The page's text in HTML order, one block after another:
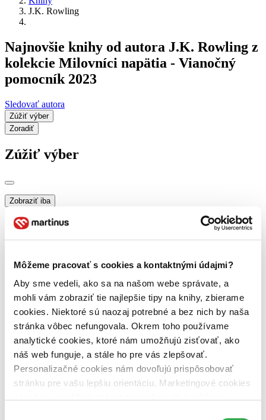
Môžeme pracovať s cookies a kontaktnými údajmi?
Aby sme vedeli, ako sa na našom webe správate, a
mohli vám zobraziť tie najlepšie tipy na knihy, zbierame
cookies. Niektoré sú naozaj potrebné a bez nich by naša
stránka vôbec nefungovala. Okrem toho používame
analytické cookies, ktoré nám umožňujú zisťovať, ako
náš web funguje, a stále ho pre vás zlepšovať.
Personalizačné cookies nám dovoľujú prispôsobovať
stránku pre vašu lepšiu orientáciu. Marketingové cookies
J.K. Rowling
Najnovšie knihy od autora J.K. Rowling z
kolekcie Milovníci napätia - Vianočný
pomocník 2023
Sledovať autora
Zúžiť výber
Zoradiť
Zúžiť výber
Zobraziť iba
zľavnené tituly (0 titulov)
na centrálnom sklade (0 titulov)
na centrálnom sklade
predpredaj (0 titulov)predpredaj
pripravujeme (0 titulov)pripravujeme
dostupná (bez vypredaných) (0 titulov)dostupná (bez
Nové / čítané
nová (0 titulov)nová
čítaná (0 titulov)čítaná
čítaná - výborný stav (0 titulov)
čítaná - výborný stav
čítaná - mierne opotrebovaná (0 titulov)čítaná - mierne
opotrebovaná